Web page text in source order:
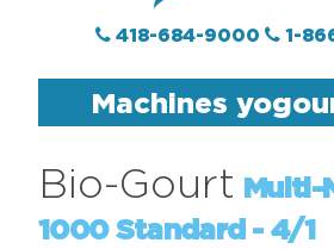
418-684-9000 1-
Machines
Bio-Gourt Multi-
1000Standard - 4/1